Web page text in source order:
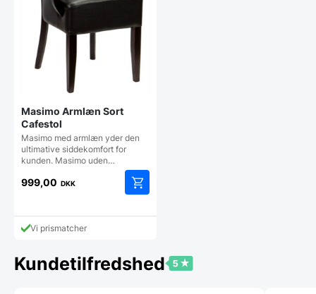
Masimo Armlæn Sort
Cafestol
Masimo med armlæn yder den
ultimative siddekomfort for
kunden. Masimo uden…
999,00 DKK
Vi prismatcher
Kundetilfredshed